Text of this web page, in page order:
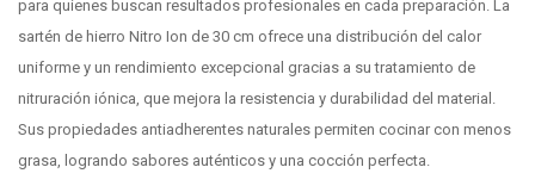
para quienes buscan resultados profesionales en cada preparación. La
sartén de hierro Nitro Ion de 30 cm ofrece una distribución del calor
uniforme y un rendimiento excepcional gracias a su tratamiento de
nitruración iónica, que mejora la resistencia y durabilidad del material.
Sus propiedades antiadherentes naturales permiten cocinar con menos
grasa, logrando sabores auténticos y una cocción perfecta.